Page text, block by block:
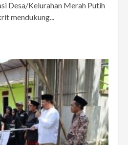
Desa/Kelurahan Merah Putih
mendukung...